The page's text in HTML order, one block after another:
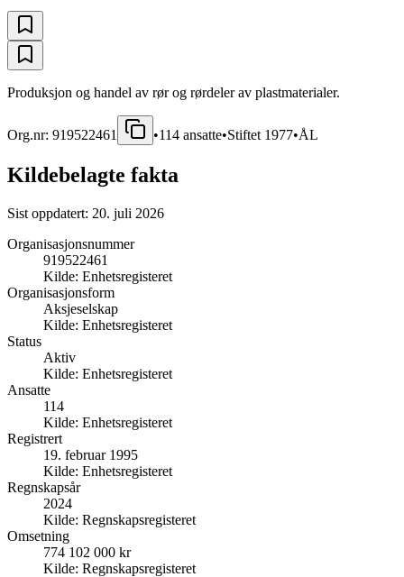
Produksjon og handel av rør og rørdeler av plastmaterialer.
Org.nr: 919522461 •114 ansatte•Stiftet 1977•ÅL
Kildebelagte fakta
Sist oppdatert: 20. juli 2026
Organisasjonsnummer
919522461
Kilde: Enhetsregisteret
Organisasjonsform
Aksjeselskap
Kilde: Enhetsregisteret
Status
Aktiv
Kilde: Enhetsregisteret
Ansatte
114
Kilde: Enhetsregisteret
Registrert
19. februar 1995
Kilde: Enhetsregisteret
Regnskapsår
2024
Kilde: Regnskapsregisteret
Omsetning
774 102 000 kr
Kilde: Regnskapsregisteret